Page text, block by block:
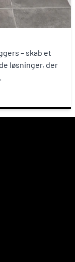
– skab et
løsninger, der